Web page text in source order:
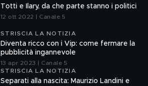
Totti e Ilary, da che parte stanno i politici
12 ott 2022 | Canale 5
STRISCIA LA NOTIZIA
Diventa ricco con i Vip: come fermare la
pubblicità ingannevole
13 apr 2023 | Canale 5
STRISCIA LA NOTIZIA
Separati alla nascita: Maurizio Landini e